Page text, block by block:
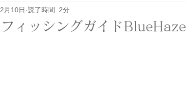
係 その他 イベント
ィッシングガイドBlueHaze
月10日 読了時間: 2分